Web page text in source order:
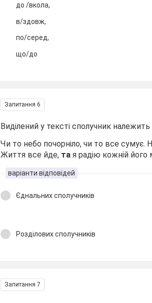
до /вкола,
в/здовж,
по/серед,
що/до
Запитання 6
Виділений у тексті сполучник
Чи то небо почорніло, чи то все сумує.
Життя все йде, та я радію кожній його
варіанти відповідей
Єднальних сполучників
Розділових сполучників
Запитання 7